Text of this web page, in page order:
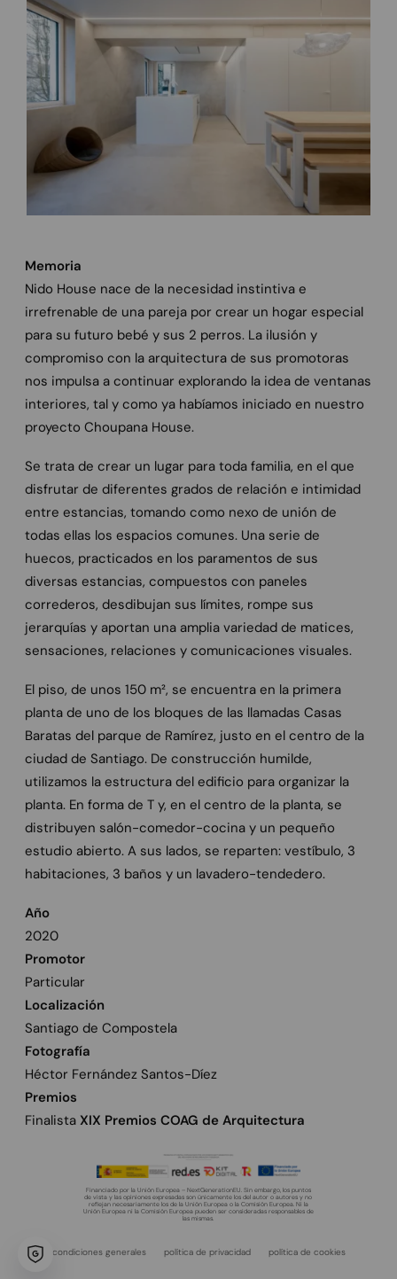
Memoria
Nido House nace de la necesidad instintiva e
irrefrenable de una pareja por crear un hogar especial
para su futuro bebé y sus 2 perros. La ilusión y
compromiso con la arquitectura de sus promotoras
nos impulsa a continuar explorando la idea de ventanas
interiores, tal y como ya habíamos iniciado en nuestro
proyecto Choupana House.
Se trata de crear un lugar para toda familia, en el que
disfrutar de diferentes grados de relación e intimidad
entre estancias, tomando como nexo de unión de
todas ellas los espacios comunes. Una serie de
huecos, practicados en los paramentos de sus
diversas estancias, compuestos con paneles
correderos, desdibujan sus límites, rompe sus
jerarquías y aportan una amplia variedad de matices,
sensaciones, relaciones y comunicaciones visuales.
El piso, de unos 150 m², se encuentra en la primera
planta de uno de los bloques de las llamadas Casas
Baratas del parque de Ramírez, justo en el centro de la
ciudad de Santiago. De construcción humilde,
utilizamos la estructura del edificio para organizar la
planta. En forma de T y, en el centro de la planta, se
distribuyen salón-comedor-cocina y un pequeño
estudio abierto. A sus lados, se reparten: vestíbulo, 3
habitaciones, 3 baños y un lavadero-tendedero.
Año
2020
Promotor
Particular
Localización
Santiago de Compostela
Fotografía
Héctor Fernández Santos-Díez
Premios
Finalista XIX Premios COAG de Arquitectura
Financiado por la Unión Europea – NextGenerationEU. Sin embargo, los puntos
de vista y las opiniones expresadas son únicamente los del autor o autores y no
reflejan necesariamente los de la Unión Europea o la Comisión Europea. Ni la
Unión Europea ni la Comisión Europea pueden ser consideradas responsables de
las mismas.
condiciones generales política de privacidad política de cookies